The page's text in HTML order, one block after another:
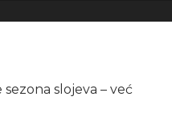
slojeva – već